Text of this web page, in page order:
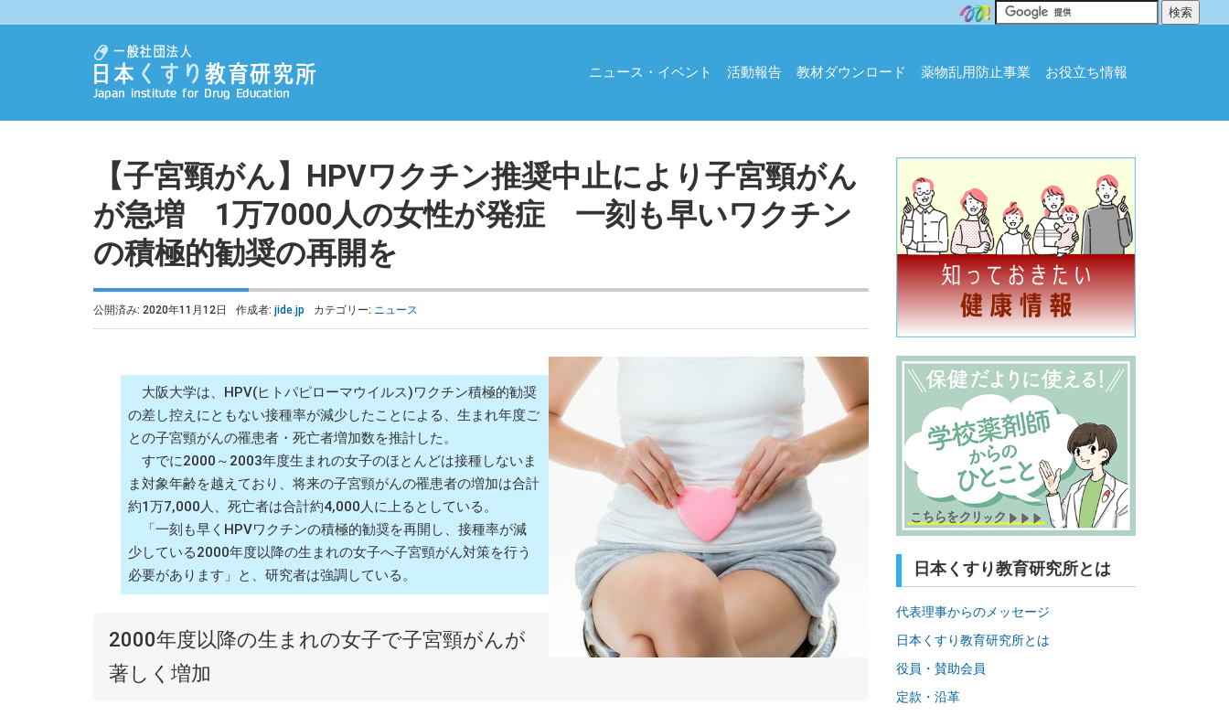
ニュース・イベント 活動報告 教材ダウンロード 薬物乱用防止事業 お役立ち情報
【子宮頸がん】HPVワクチン推奨中止により子宮頸がん
が急増 1万7000人の女性が発症 一刻も早いワクチン
の積極的勧奨の再開を
公開済み: 2020年11月12日 作成者: jide.jp カテゴリー: ニュース
大阪大学は、HPV(ヒトパピローマウイルス)ワクチン積極的勧奨
の差し控えにともない接種率が減少したことによる、生まれ年度ご
との子宮頸がんの罹患者・死亡者増加数を推計した。
すでに2000～2003年度生まれの女子のほとんどは接種しないま
ま対象年齢を越えており、将来の子宮頸がんの罹患者の増加は合計
約1万7,000人、死亡者は合計約4,000人に上るとしている。
「一刻も早くHPVワクチンの積極的勧奨を再開し、接種率が減
少している2000年度以降の生まれの女子へ子宮頸がん対策を行う
必要があります」と、研究者は強調している。
2000年度以降の生まれの女子で子宮頸がんが
著しく増加
日本くすり教育研究所とは
代表理事からのメッセージ
日本くすり教育研究所とは
役員・賛助会員
定款・沿革